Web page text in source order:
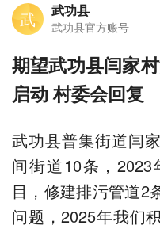
武 武功县
武功县官方账号
期望武功县闫家
启动 村委会回复
武功县普集街道闫
间街道10条，
目，修建排污管道2
问题，2025年我们